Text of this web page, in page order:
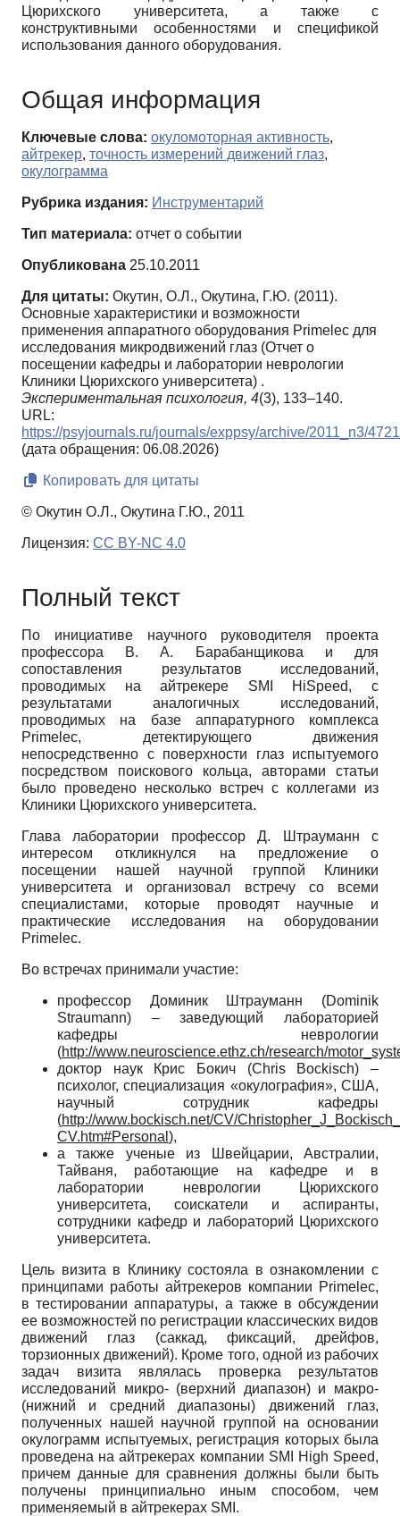
Цюрихского университета, а также с
конструктивными особенностями и спецификой
использования данного оборудования.
Общая информация
Ключевые слова: окуломоторная активность,
айтрекер, точность измерений движений глаз,
окулограмма
Рубрика издания: Инструментарий
Тип материала: отчет о событии
Опубликована 25.10.2011
Для цитаты: Окутин, О.Л., Окутина, Г.Ю. (2011).
Основные характеристики и возможности
применения аппаратного оборудования Primelec для
исследования микродвижений глаз (Отчет о
посещении кафедры и лаборатории неврологии
Клиники Цюрихского университета) .
Экспериментальная психология, 4(3), 133–140.
URL:
https://psyjournals.ru/journals/exppsy/archive/2011_n3/
(дата обращения: 06.08.2026)
Копировать для цитаты
© Окутин О.Л., Окутина Г.Ю., 2011
Лицензия: CC BY-NC 4.0
Полный текст
По инициативе научного руководителя проекта
профессора В. А. Барабанщикова и для
сопоставления результатов исследований,
проводимых на айтрекере SMI HiSpeed, с
результатами аналогичных исследований,
проводимых на базе аппаратурного комплекса
Primelec, детектирующего движения
непосредственно с поверхности глаз испытуемого
посредством поискового кольца, авторами статьи
было проведено несколько встреч с коллегами из
Клиники Цюрихского университета.
Глава лаборатории профессор Д. Штрауманн с
интересом откликнулся на предложение о
посещении нашей научной группой Клиники
университета и организовал встречу со всеми
специалистами, которые проводят научные и
практические исследования на оборудовании
Primelec.
Во встречах принимали участие:
профессор Доминик Штрауманн (Dominik
Straumann) – заведующий лабораторией
кафедры неврологии
(http://www.neuroscience.ethz.ch/research/
доктор наук Крис Бокич (Chris Bockisch) –
психолог, специализация «окулография», США,
научный сотрудник кафедры
(http://www.bockisch.net/CV/Christopher_J_Bockisch_
CV.htm#Personal ),
а также ученые из Швейцарии, Австралии,
Тайваня, работающие на кафедре и в
лаборатории неврологии Цюрихского
университета, соискатели и аспиранты,
сотрудники кафедр и лабораторий Цюрихского
университета.
Цель визита в Клинику состояла в ознакомлении с
принципами работы айтрекеров компании Primelec,
в тестировании аппаратуры, а также в обсуждении
ее возможностей по регистрации классических видов
движений глаз (саккад, фиксаций, дрейфов,
торзионных движений). Кроме того, одной из рабочих
задач визита являлась проверка результатов
исследований микро- (верхний диапазон) и макро-
(нижний и средний диапазоны) движений глаз,
полученных нашей научной группой на основании
окулограмм испытуемых, регистрация которых была
проведена на айтрекерах компании SMI High Speed,
причем данные для сравнения должны были быть
получены принципиально иным способом, чем
применяемый в айтрекерах SMI.